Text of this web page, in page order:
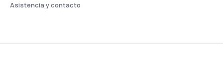
Asistencia y contacto